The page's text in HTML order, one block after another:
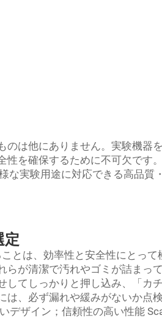
のは他にありません。実験機器
を確保するために不可欠です。
な実験用途に対応できる高品質
定
とは、効率性と安全性にとって
らが清潔で汚れやゴミが詰まっ
てしっかりと押し込み、「カ
、必ず漏れや緩みがないか点
デザイン；信頼性の高い性能